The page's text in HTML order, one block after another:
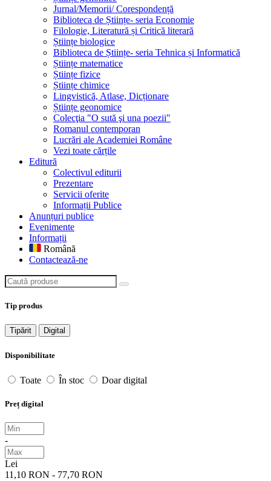
Jurnal/Memorii/ Corespondență
Biblioteca de Științe- seria Economie
Filologie, Literatură și Critică literară
Științe biologice
Biblioteca de Științe- seria Tehnica și Informatică
Științe matematice
Științe fizice
Științe chimice
Lingvistică, Atlase, Dicționare
Științe geonomice
Colecţia "O sută şi una poezii"
Romanul contemporan
Lucrări ale Academiei Române
Vezi toate cărțile
Editură
Colectivul editurii
Prezentare
Servicii oferite
Informații Publice
Anunțuri publice
Evenimente
Informații
Română
Contactează-ne
Caută produse
Tip produs
Tipărit Digital
Disponibilitate
Toate În stoc Doar digital
Preț digital
-
Lei
11,10 RON - 77,70 RON